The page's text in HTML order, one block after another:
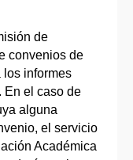
de
convenios de
los informes
En el caso de
alguna
el servicio
Académica